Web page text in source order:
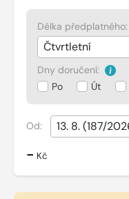
Délka předplatného:
Dny doručení:
Po
Út
Od:
- Kč